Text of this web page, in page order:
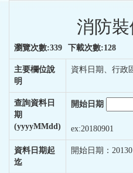
消防
瀏覽次數:339 下載次數:128
主要欄位說
明
資料日期、行政
查詢資料日
期
(yyyyMMdd)
開始日期
ex:20180901
資料日期起
迄
開始日期：